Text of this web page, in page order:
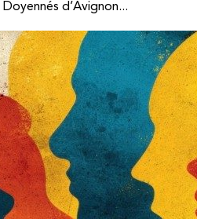
d’Avignon...